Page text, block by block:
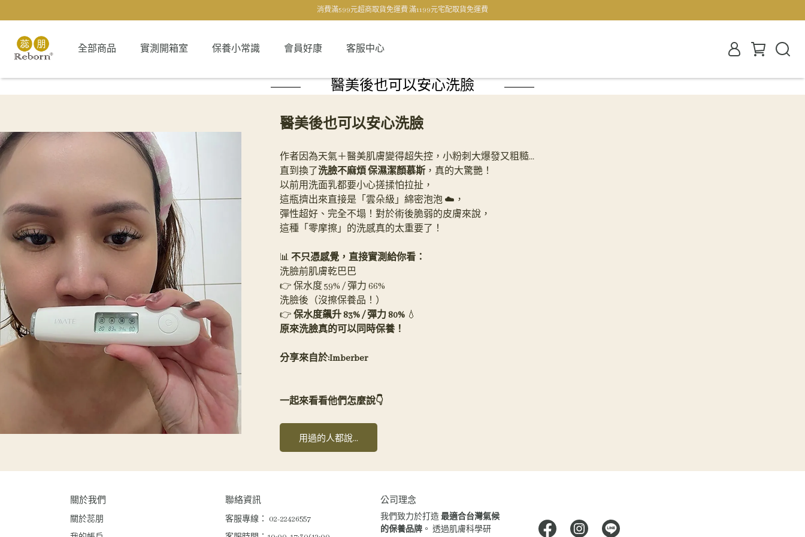
消費滿599元超商取貨免運費 滿1199元宅配取貨免運費
全部商品 實測開箱室 保養小常識 會員好康 客服中心
醫美後也可以安心洗臉
醫美後也可以安心洗臉
作者因為天氣＋醫美肌膚變得超失控，小粉刺大爆發又粗糙...
直到換了洗臉不麻煩保濕潔顏慕斯 ，真的大驚艷！
以前用洗面乳都要小心搓揉怕拉扯，
這瓶擠出來直接是「雲朵級」綿密泡泡 ☁️，
彈性超好、完全不塌！對於術後脆弱的皮膚來說，
這種「零摩擦」的洗感真的太重要了！
📊 不只憑感覺，直接實測給你看：
洗臉前肌膚乾巴巴
👉 保水度 59% / 彈力 66%
洗臉後（沒擦保養品！）
👉 保水度飆升 83% / 彈力 80% 💧
原來洗臉真的可以同時保養！
分享來自於:Imberber
一起來看看他們怎麼說👇
用過的人都說...
關於我們
關於蕊朋
聯絡資訊
客服專線： 02-22426557
公司理念
我們致力於打造 最適合台灣氣候
的保養品牌 。 透過肌膚科學研